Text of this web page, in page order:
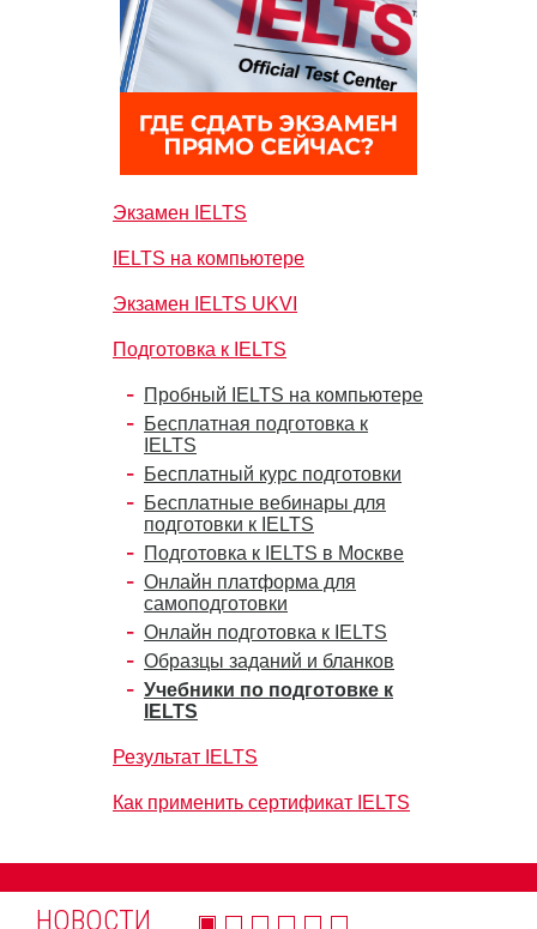
Экзамен IELTS
IELTS на компьютере
Экзамен IELTS UKVI
Подготовка к IELTS
Пробный IELTS на компьютере
Бесплатная подготовка к
IELTS
Бесплатный курс подготовки
Бесплатные вебинары для
подготовки к IELTS
Подготовка к IELTS в Москве
Онлайн платформа для
самоподготовки
Онлайн подготовка к IELTS
Образцы заданий и бланков
Учебники по подготовке к
IELTS
Результат IELTS
Как применить сертификат IELTS
НОВОСТИ